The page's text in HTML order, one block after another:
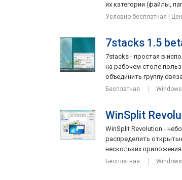
их категории (файлы,
Условно-бесплатная |
7stacks 1.5
7stacks - простая в
на рабочем столе
объединить группу
Бесплатная
WinSplit
WinSplit Revolution -
распределить
нескольких
Бесплатная